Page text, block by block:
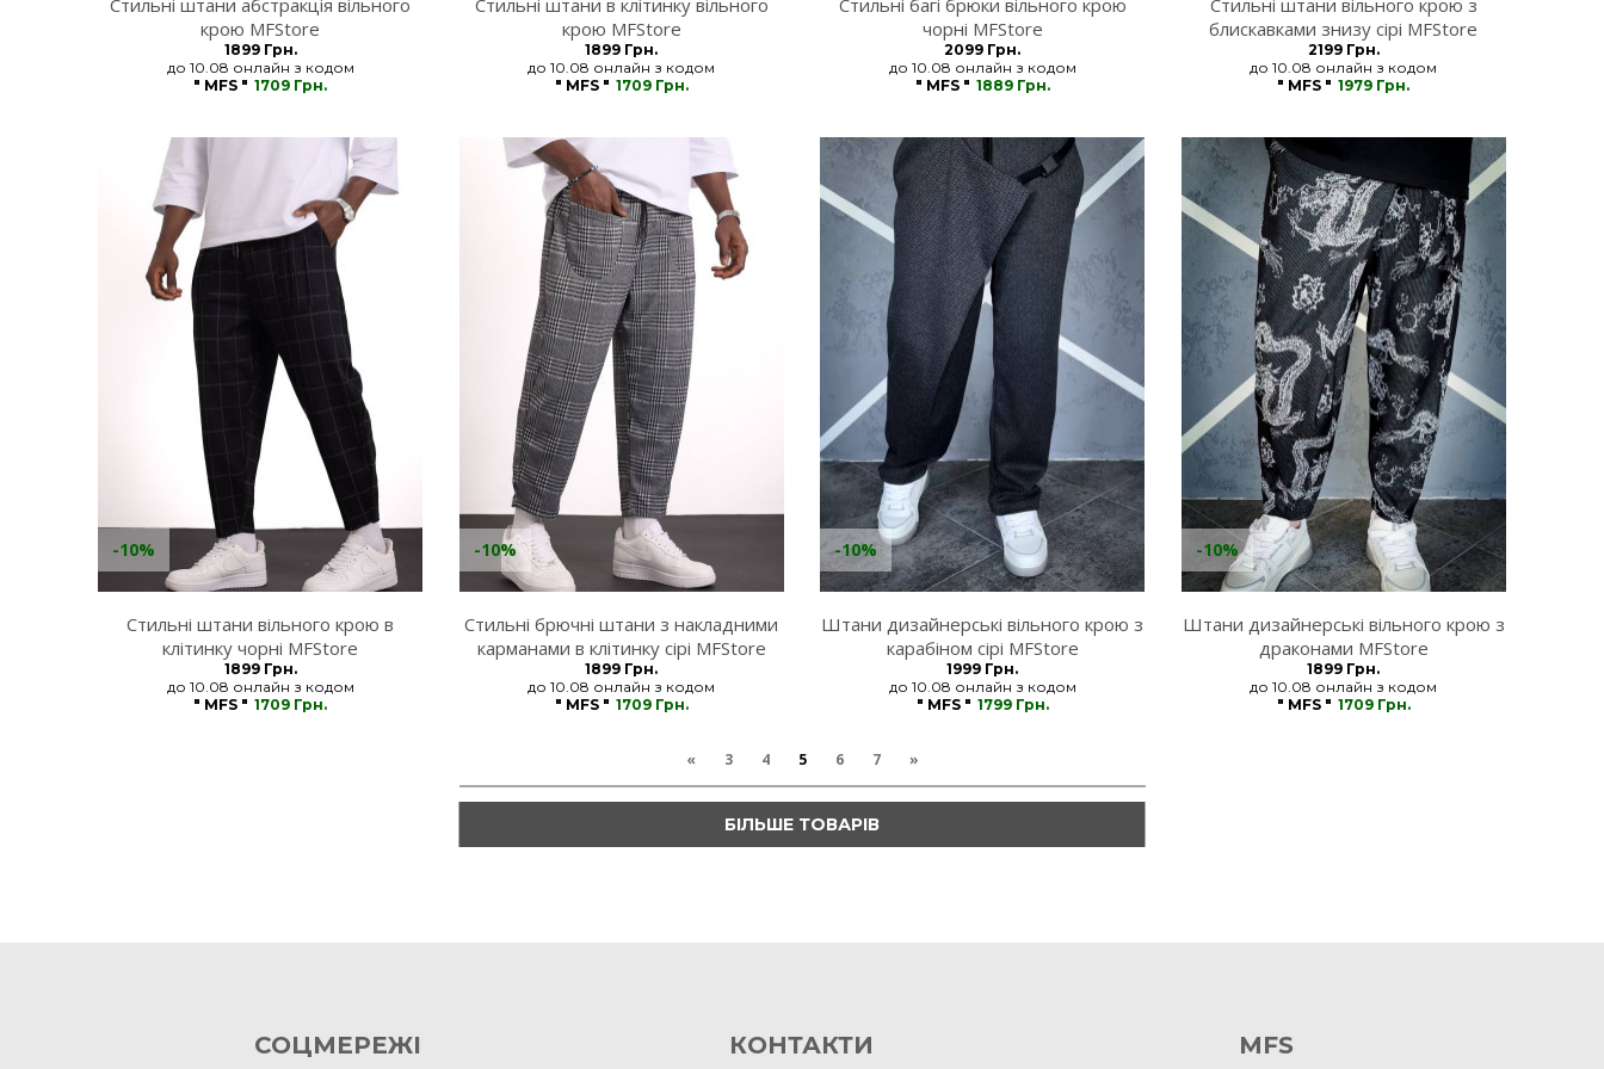
крою MFStore
1899 Грн.
до 10.08 онлайн з кодом
" MFS " 1709 Грн.
крою MFStore
1899 Грн.
до 10.08 онлайн з кодом
" MFS " 1709 Грн.
чорні MFStore
2099 Грн.
до 10.08 онлайн з кодом
" MFS " 1889 Грн.
блискавками знизу сірі MFStore
2199 Грн.
до 10.08 онлайн з кодом
" MFS " 1979 Грн.
Стильні штани вільного крою в
клітинку чорні MFStore
1899 Грн.
до 10.08 онлайн з кодом
" MFS " 1709 Грн.
-10%
Стильні брючні штани з накладними
карманами в клітинку сірі MFStore
1899 Грн.
до 10.08 онлайн з кодом
" MFS " 1709 Грн.
-10%
Штани дизайнерські вільного крою з
карабіном сірі MFStore
1999 Грн.
до 10.08 онлайн з кодом
" MFS " 1799 Грн.
-10%
Штани дизайнерські вільного крою з
драконами MFStore
1899 Грн.
до 10.08 онлайн з кодом
" MFS " 1709 Грн.
-10%
БІЛЬШЕ ТОВАРІВ
« 3 4 5 6 7 »
СОЦМЕРЕЖІ КОНТАКТИ MFS